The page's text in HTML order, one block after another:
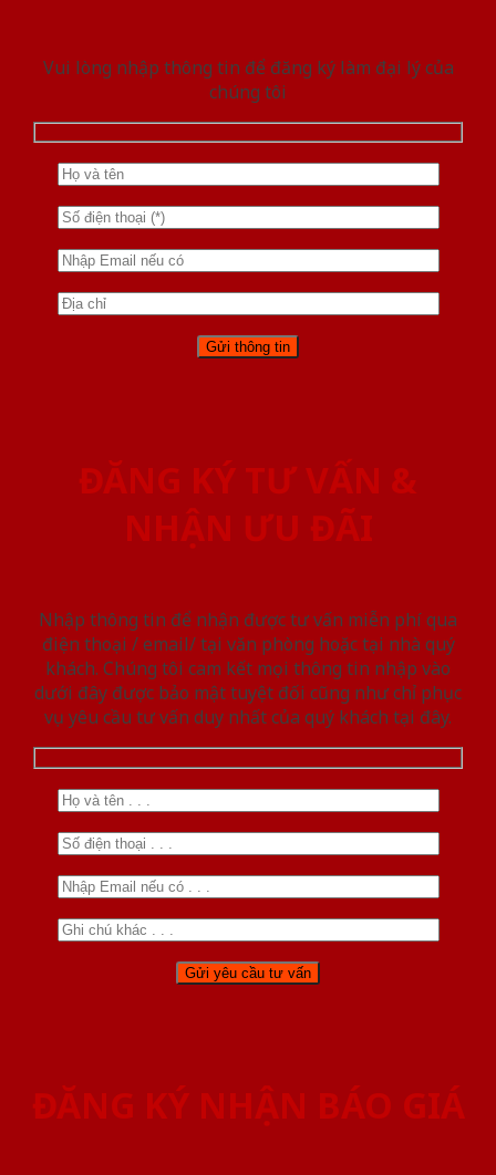
Vui lòng nhập thông tin để đăng ký làm đại lý của
chúng tôi
ĐĂNG KÝ TƯ VẤN &
NHẬN ƯU ĐÃI
Nhập thông tin để nhận được tư vấn miễn phí qua
điện thoại / email/ tại văn phòng hoặc tại nhà quý
khách. Chúng tôi cam kết mọi thông tin nhập vào
dưới đây được bảo mật tuyệt đối cũng như chỉ phục
vụ yêu cầu tư vấn duy nhất của quý khách tại đây.
ĐĂNG KÝ NHẬN BÁO GIÁ